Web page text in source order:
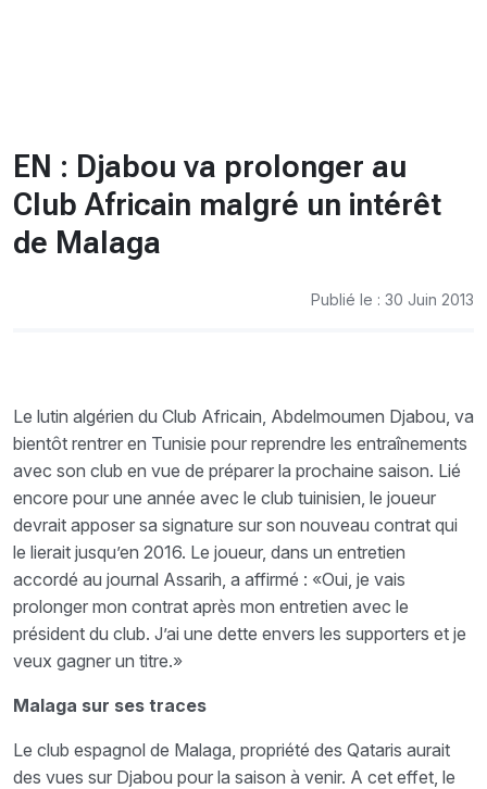
EN : Djabou va prolonger au
Club Africain malgré un intérêt
de Malaga
Publié le : 30 Juin 2013
Le lutin algérien du Club Africain, Abdelmoumen Djabou, va
bientôt rentrer en Tunisie pour reprendre les entraînements
avec son club en vue de préparer la prochaine saison. Lié
encore pour une année avec le club tuinisien, le joueur
devrait apposer sa signature sur son nouveau contrat qui
le lierait jusqu’en 2016. Le joueur, dans un entretien
accordé au journal Assarih, a affirmé : «Oui, je vais
prolonger mon contrat après mon entretien avec le
président du club. J’ai une dette envers les supporters et je
veux gagner un titre.»
Malaga sur ses traces
Le club espagnol de Malaga, propriété des Qataris aurait
des vues sur Djabou pour la saison à venir. A cet effet, le